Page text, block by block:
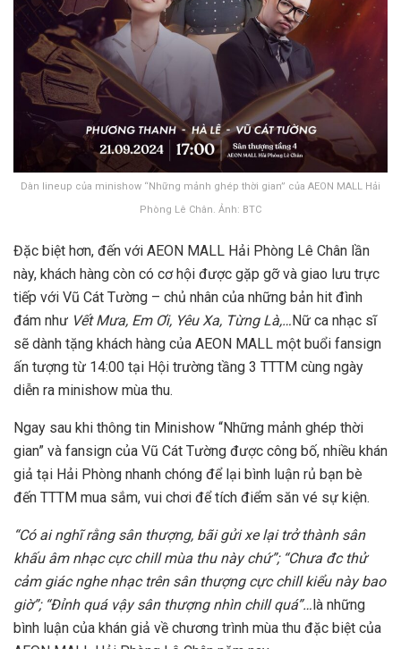
Dàn lineup của minishow “Những mảnh ghép thời gian” của AEON MALL Hải
Phòng Lê Chân. Ảnh: BTC
Đặc biệt hơn, đến với AEON MALL Hải Phòng Lê Chân lần
này, khách hàng còn có cơ hội được gặp gỡ và giao lưu trực
tiếp với Vũ Cát Tường – chủ nhân của những bản hit đình
đám như Vết Mưa, Em Ơi, Yêu Xa, Từng Là,…Nữ ca nhạc sĩ
sẽ dành tặng khách hàng của AEON MALL một buổi fansign
ấn tượng từ 14:00 tại Hội trường tầng 3 TTTM cùng ngày
diễn ra minishow mùa thu.
Ngay sau khi thông tin Minishow “Những mảnh ghép thời
gian” và fansign của Vũ Cát Tường được công bố, nhiều khán
giả tại Hải Phòng nhanh chóng để lại bình luận rủ bạn bè
đến TTTM mua sắm, vui chơi để tích điểm săn vé sự kiện.
“Có ai nghĩ rằng sân thượng, bãi gửi xe lại trở thành sân
khấu âm nhạc cực chill mùa thu này chứ”; “Chưa đc thử
cảm giác nghe nhạc trên sân thượng cực chill kiểu này bao
giờ”; “Đỉnh quá vậy sân thượng nhìn chill quá”…là những
bình luận của khán giả về chương trình mùa thu đặc biệt của